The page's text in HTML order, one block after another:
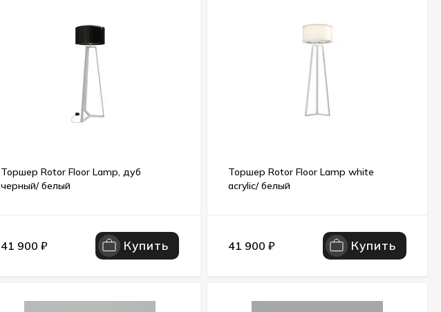
Торшер Rotor Floor Lamp, дуб
черный/ белый
41 900 ₽ Купить
Торшер Rotor Floor Lamp white
acrylic/ белый
41 900 ₽ Купить